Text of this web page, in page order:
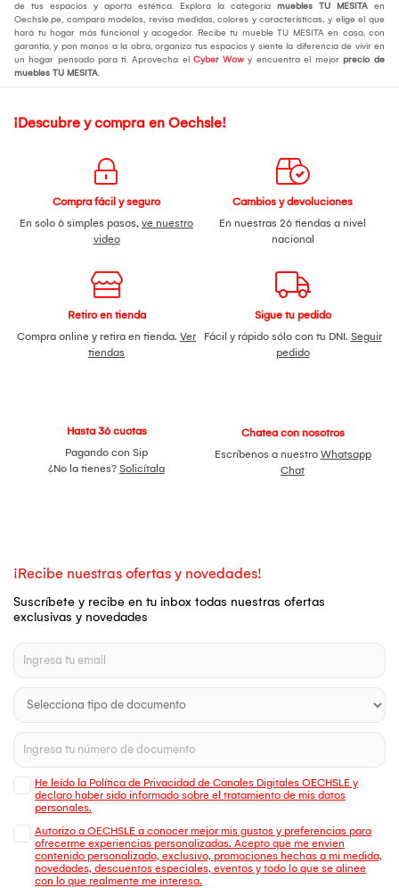
de tus espacios y aporta estética. Explora la categoría muebles TU MESITA en
Oechsle.pe, compara modelos, revisa medidas, colores y características, y elige el que
hará tu hogar más funcional y acogedor. Recibe tu mueble TU MESITA en casa, con
garantía, y pon manos a la obra, organiza tus espacios y siente la diferencia de vivir en
un hogar pensado para ti. Aprovecha el Cyber Wow y encuentra el mejor precio de
muebles TU MESITA.
¡Descubre y compra en Oechsle!
Compra fácil y seguro
En solo 6 simples pasos, ve nuestro
video
Cambios y devoluciones
En nuestras 26 tiendas a nivel
nacional
Retiro en tienda
Compra online y retira en tienda. Ver
tiendas
Sigue tu pedido
Fácil y rápido sólo con tu DNI. Seguir
pedido
Hasta 36 cuotas
Pagando con Sip
¿No la tienes? Solicítala
Chatea con nosotros
Escríbenos a nuestro Whatsapp
Chat
¡Recibe nuestras ofertas y novedades!
Suscríbete y recibe en tu inbox todas nuestras ofertas
exclusivas y novedades
He leído la Política de Privacidad de Canales Digitales OECHSLE y
declaro haber sido informado sobre el tratamiento de mis datos
personales.
Autorizo a OECHSLE a conocer mejor mis gustos y preferencias para
ofrecerme experiencias personalizadas. Acepto que me envien
contenido personalizado, exclusivo, promociones hechas a mi medida,
novedades, descuentos especiales, eventos y todo lo que se alinee
con lo que realmente me interesa.